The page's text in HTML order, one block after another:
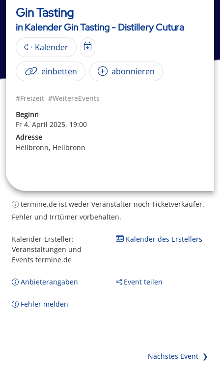
Gin Tasting
in Kalender Gin Tasting - Distillery Cutura
Kalender
einbetten abonnieren
#Freizeit #WeitereEvents
Beginn
Fr 4. April 2025, 19:00
Adresse
Heilbronn, Heilbronn
termine.de ist weder Veranstalter noch Ticketverkäufer.
Fehler und Irrtümer vorbehalten.
Kalender-Ersteller:
Veranstaltungen und
Events termine.de
Kalender des Erstellers
Anbieterangaben Event teilen
Fehler melden
Nächstes Event ❯